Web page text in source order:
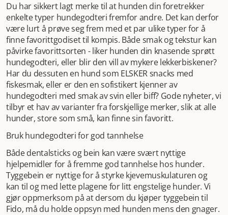
Du har sikkert lagt merke til at hunden din foretrekker
enkelte typer hundegodteri fremfor andre. Det kan derfor
være lurt å prøve seg frem med et par ulike typer for å
finne favorittgodiset til kompis. Både smak og tekstur kan
påvirke favorittsorten - liker hunden din knasende sprøtt
hundegodteri, eller blir den vill av mykere lekkerbiskener?
Har du dessuten en hund som ELSKER snacks med
fiskesmak, eller er den en sofistikert kjenner av
hundegodteri med smak av svin eller biff? Gode nyheter, vi
tilbyr et hav av varianter fra forskjellige merker, slik at alle
hunder, store som små, kan finne sin favoritt.
Bruk hundegodteri for god tannhelse
Både dentalsticks og bein kan være svært nyttige
hjelpemidler for å fremme god tannhelse hos hunder.
Tyggebein er nyttige for å styrke kjevemuskulaturen og
kan til og med lette plagene for litt engstelige hunder. Vi
gjør oppmerksom på at dersom du kjøper tyggebein til
Fido, må du holde oppsyn med hunden mens den gnager.